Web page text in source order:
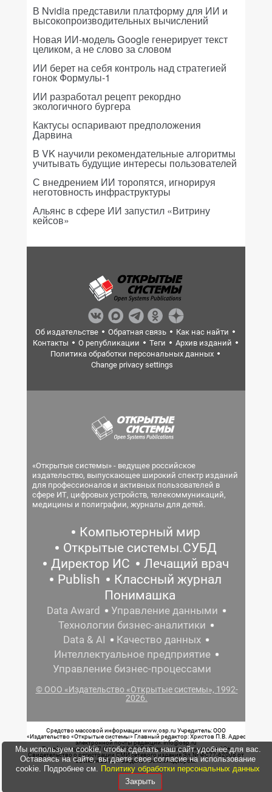
В Nvidia представили платформу для ИИ и
высокопроизводительных вычислений
Новая ИИ-модель Google генерирует текст
целиком, а не слово за словом
ИИ берет на себя контроль над стратегией
гонок Формулы-1
ИИ разработал рецепт рекордно
экологичного бургера
Кактусы оспаривают предположения
Дарвина
В VK научили рекомендательные алгоритмы
учитывать будущие интересы пользователей
С внедрением ИИ торопятся, игнорируя
неготовность инфраструктуры
Альянс в сфере ИИ запустил «Витрину
кейсов»
Об издательстве Обратная связь
Как нас найти
Контакты
О републикации Теги
Архив изданий
Политика обработки персональных данных
Change privacy settings
«Открытые системы» - ведущее российское
издательство, выпускающее широкий спектр изданий
для профессионалов и активных пользователей в
сфере ИТ, цифровых устройств, телекоммуникаций,
медицины и полиграфии, журналы для детей.
Компьютерный мир
Открытые системы.СУБД
Директор ИС
Лечащий врач
Publish
Классный журнал
Понимашка
Data Award
Управление данными
Технологии бизнес-аналитики
Data & AI
Качество данных
Интеллектуальное предприятие
Управление бизнес-процессами
© ООО «Издательство «Открытые системы», 1992-
2026.
Средство массовой информации www.osp.ru Учредитель: ООО
«Издательство «Открытые системы» Главный редактор: Христов П.В. Адрес
электронной почты редакции: info@osp.ru
Телефон редакции: 7 (499) 703-18-54 Возрастная маркировка: 12+
Свидетельство о регистрации СМИ сетевого издания Эл.№ ФС77-62008 от
05 июня 2015 г. выдано Роскомнадзором.
Мы используем cookie, чтобы сделать наш сайт удобнее для вас.
Оставаясь на сайте, вы даете свое согласие на использование
cookie. Подробнее см. Политику обработки персональных данных
Закрыть